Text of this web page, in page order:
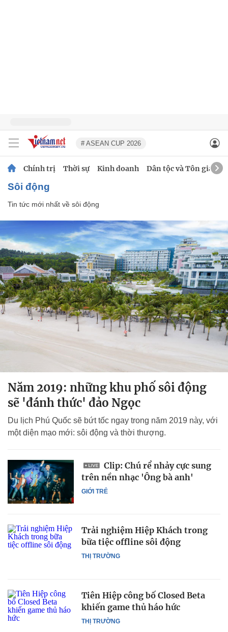
# ASEAN CUP 2026
Chính trị Thời sự Kinh doanh Dân tộc và Tôn giáo
sôi động
Tin tức mới nhất về sôi động
Năm 2019: những khu phố sôi động
sẽ 'đánh thức' đảo Ngọc
Du lịch Phú Quốc sẽ bứt tốc ngay trong năm 2019 này, với
một diện mạo mới: sôi động và thời thượng.
GIỚI TRẺ
Clip: Chú rể nhảy cực sung
trên nền nhạc 'Ông bà anh'
THỊ TRƯỜNG
Trải nghiệm Hiệp Khách trong
bữa tiệc offline sôi động
THỊ TRƯỜNG
Tiên Hiệp công bố Closed Beta
khiến game thủ háo hức